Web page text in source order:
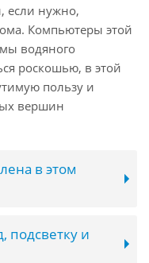
если нужно,
Компьютеры этой
водяного
роскошью, в этой
пользу и
вершин
в этом
подсветку и